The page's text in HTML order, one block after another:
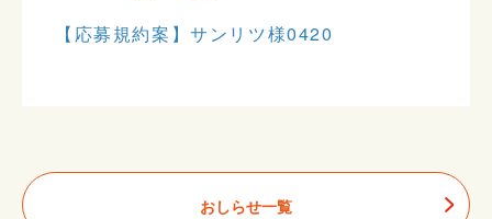
【応募規約案】サンリツ様0420
おしらせ一覧